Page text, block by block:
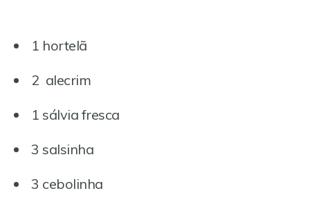
1 hortelã
2 alecrim
1 sálvia fresca
3 salsinha
3 cebolinha